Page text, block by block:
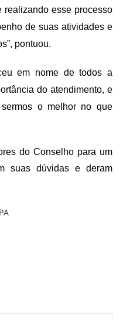
realizando esse processo
de suas atividades e
pontuou.
em nome de todos a
do atendimento, e
o melhor no que
do Conselho para um
suas dúvidas e deram